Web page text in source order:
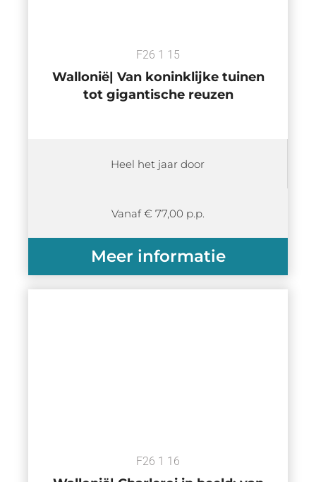
F26 1 15
Wallonië| Van koninklijke tuinen
tot gigantische reuzen
Heel het jaar door
Vanaf € 77,00 p.p.
Meer informatie
F26 1 16